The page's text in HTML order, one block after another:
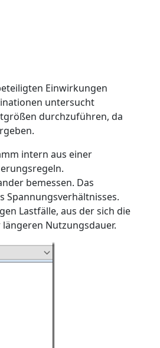
Einwirkungen
untersucht
durchzuführen, da
intern aus einer
bemessen. Das
Spannungsverhältnisses.
Lastfälle, aus der sich die
Nutzungsdauer.